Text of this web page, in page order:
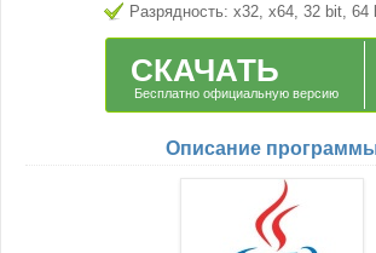
Разрядность: x32, x64, 32 bit, 64
СКАЧАТЬ
Бесплатно официальную версию
Описание